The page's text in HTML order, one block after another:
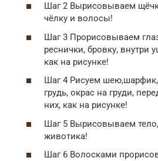
Шаг 2 Вырисовываем
чёлку и волосы!
Шаг 3 Прорисовываем
реснички, бровку, внутри
как на рисунке!
Шаг 4 Рисуем
грудь, окрас на груди,
них, как на рисунке!
Шаг 5 Вырисовываем
животика!
Шаг 6 Волосками